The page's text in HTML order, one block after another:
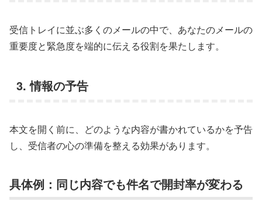
受信トレイに並ぶ多くのメールの中で、あなたのメールの
重要度と緊急度を端的に伝える役割を果たします。
3. 情報の予告
本文を開く前に、どのような内容が書かれているかを予告
し、受信者の心の準備を整える効果があります。
具体例：同じ内容でも件名で開封率が変わる